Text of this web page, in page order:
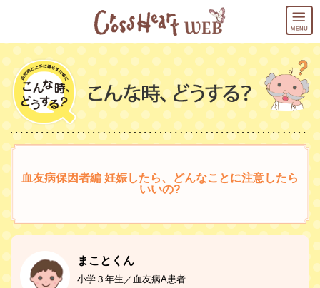
血友病保因者編 妊娠したら、どんなことに注意したら
いいの?
まことくん
小学３年生／血友病A患者